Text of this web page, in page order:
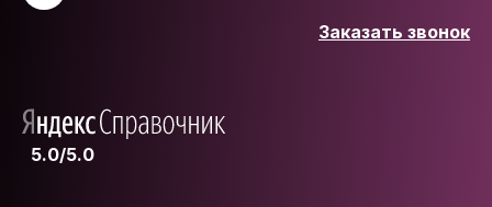
Заказать звонок
5.0/5.0